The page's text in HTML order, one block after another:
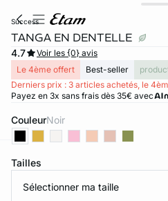
success
TANGA EN DENTELLE
4.7
Voir les {0} avis
Le 4ème offert
Best-seller
Derniers prix : 3 articles achetés, le
Payez en 3x sans frais dès 35€ avec
Couleur noir
Tailles
Sélectionner ma taille